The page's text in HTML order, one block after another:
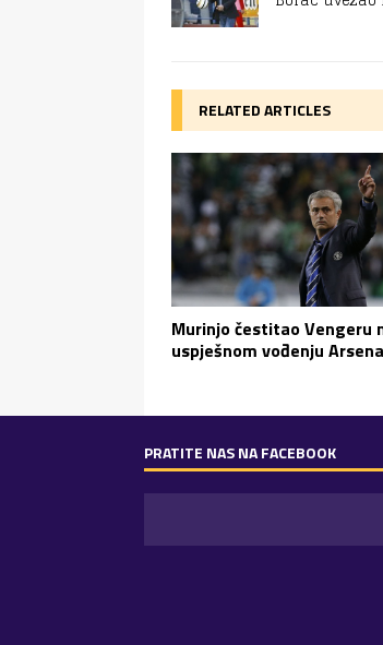
RELATED ARTICLES
Murinjo čestitao Vengeru
uspješnom vođenju
PRATITE NAS NA FACEBOOK